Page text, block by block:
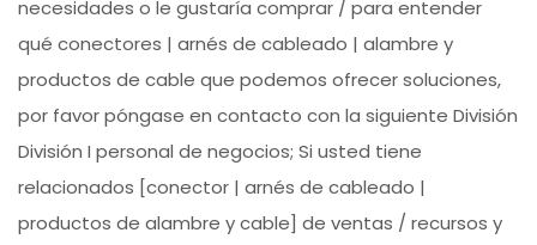
necesidades o le gustaría comprar / para entender
qué conectores | arnés de cableado | alambre y
productos de cable que podemos ofrecer soluciones,
por favor póngase en contacto con la siguiente División
División I personal de negocios; Si usted tiene
relacionados [conector | arnés de cableado |
productos de alambre y cable] de ventas / recursos y